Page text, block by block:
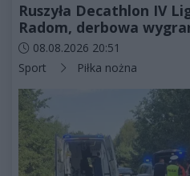
Ruszyła Decathlon IV
Radom, derbowa
Data dodania artykułu:
08.08.2026 20:51
Kategorie artykułu:
Sport Piłka nożna